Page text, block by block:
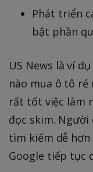
Phát triển
bật phần
US News là ví
nào mua ô tô rẻ
rất tốt việc làm
đọc skim.
tìm kiếm dễ
Google tiếp tục